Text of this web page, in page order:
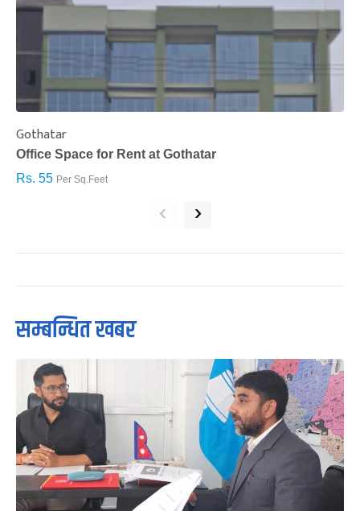
Gothatar
Office Space for Rent at Gothatar
Rs. 55 Per Sq.Feet
‹ ›
सम्बन्धित खबर